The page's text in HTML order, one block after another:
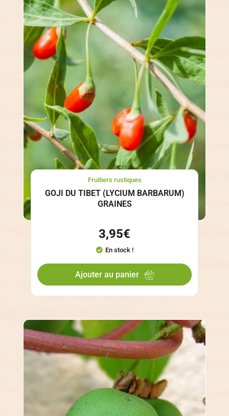
Fruitiers rustiques
GOJI DU TIBET (LYCIUM BARBARUM)
GRAINES
3,95€
En stock !
Ajouter au panier